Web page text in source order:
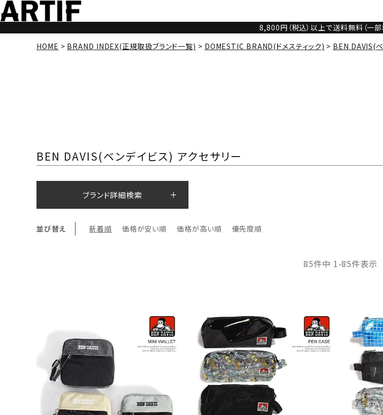
8,800円（税込）以上で送料無料（一部
HOME
BRAND INDEX(正規取扱ブランド一覧) DOMESTIC BRAND(ドメスティック) BEN DAVIS(
BEN DAVIS(ベンデイビス) アクセサリー
ブランド詳細検索
並び替え 新着順 価格が安い順 価格が高い順 優先度順
85件中 1-85件表示